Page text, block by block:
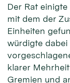
Der Rat
mit dem der
Einheiten
würdigte
klarer
Gremien und